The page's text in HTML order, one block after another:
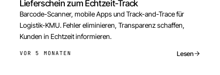
Lieferschein zum Echtzeit-Track
Barcode-Scanner, mobile Apps und Track-and-Trace für
Logistik-KMU. Fehler eliminieren, Transparenz schaffen,
Kunden in Echtzeit informieren.
VOR 5 MONATEN Lesen